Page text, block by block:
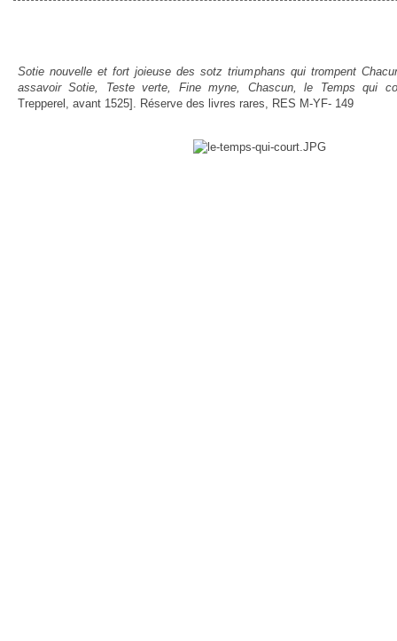
Sotie nouvelle et fort joieuse des sotz triumphans qui trompent
assavoir Sotie, Teste verte, Fine myne, Chascun, le Temps qui
Trepperel, avant 1525]. Réserve des livres rares, RES M-YF- 149